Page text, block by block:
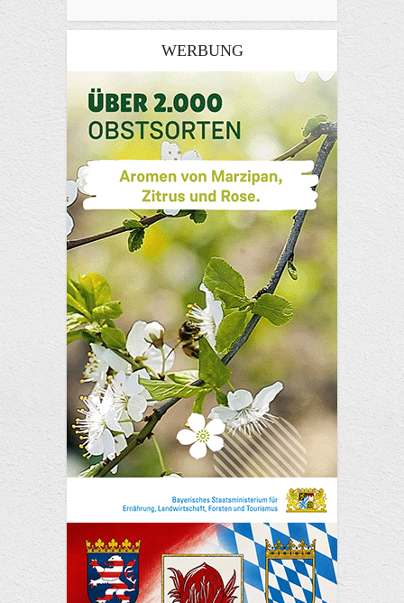
WERBUNG